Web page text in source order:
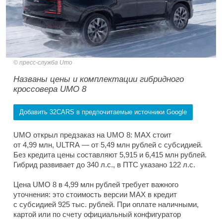
пресс-служба Umo
Названы цены и комплектации гибридного
кроссовера UMO 8
Добавить 32CARS в предпочитаемые источники Google
UMO открыл предзаказ на UMO 8: MAX стоит
от 4,99 млн, ULTRA — от 5,49 млн рублей с субсидией.
Без кредита цены составляют 5,915 и 6,415 млн рублей.
Гибрид развивает до 340 л.с., в ПТС указано 122 л.с.
Цена UMO 8 в 4,99 млн рублей требует важного
уточнения: это стоимость версии MAX в кредит
с субсидией 925 тыс. рублей. При оплате наличными,
картой или по счету официальный конфигуратор